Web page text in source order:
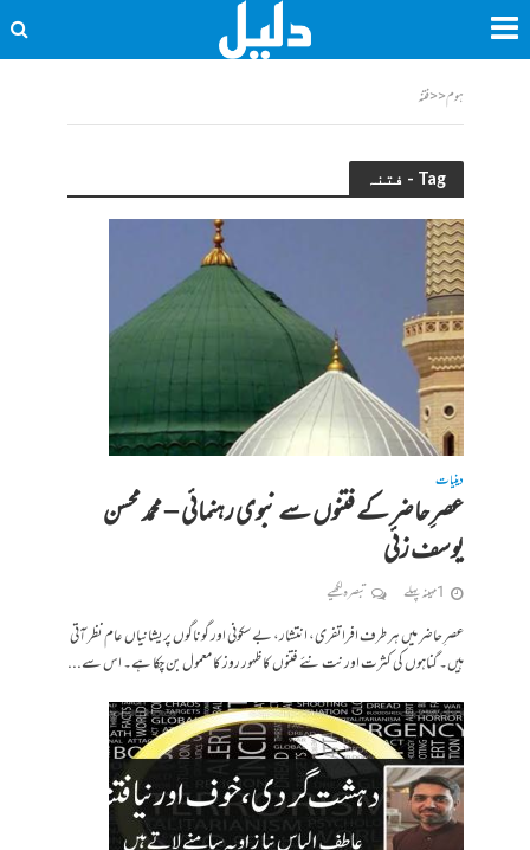
ہوم<<فتنہ
Tag - فتنہ
دینیات
عصرِ حاضر کے فتنوں سے نبوی رہنمائی – محمد محسن
یوسف زئی
1 مہینہ پہلے تبصرہ لکھیے
عصرِ حاضر میں ہر طرف افراتفری، انتشار، بے سکونی اور گوناگوں پریشانیاں عام نظر آتی
ہیں۔ گناہوں کی کثرت اور نت نئے فتنوں کا ظہور روز کا معمول بن چکا ہے۔ اس سے...